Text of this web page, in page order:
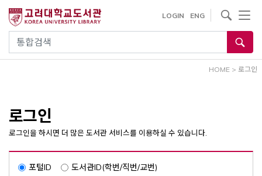
건
통합검색
LOGIN ENG
사이트내 검색
HOME > 로그인
로그인
로그인을 하시면 더 많은 도서관 서비스를 이용하실 수 있습니다.
포털ID 도서관ID(학번/직번/교번)